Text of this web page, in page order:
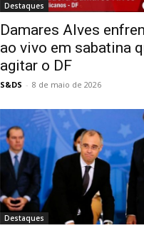
Destaques
Damares Alves
ao vivo em sabatina
agitar o DF
S&DS - 8 de maio de 2026
Destaques